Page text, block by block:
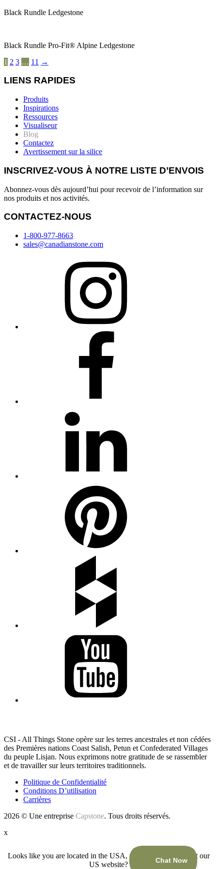
Black Rundle Ledgestone
Black Rundle Pro-Fit® Alpine Ledgestone
1 2 3 … 11 →
LIENS RAPIDES
Produits
Inspirations
Ressources
Visualiseur
Blog
Contactez
Avertissement sur la silice
INSCRIVEZ-VOUS À NOTRE LISTE D’ENVOIS
Abonnez-vous dès aujourd’hui pour recevoir de l’information sur
nos produits et nos activités.
CONTACTEZ-NOUS
1-800-977-8663
sales@canadianstone.com
CSI - All Things Stone opère sur les terres ancestrales et non cédées
des Premières nations Coast Salish, Petun et Confederated Villages
du peuple Lisjan. Nous exprimons notre gratitude de se rassembler
et de travailler sur leurs territoires traditionnels.
Politique de Confidentialité
Conditions D’utilisation
Carrières
2026 © Une entreprise Capstone. Tous droits réservés.
x
Looks like you are located in the USA, would you like to visit our
US website?